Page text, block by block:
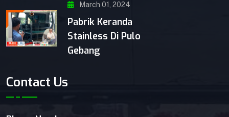
March 01, 2024
Pabrik Keranda
Stainless Di Pulo
Gebang
Contact Us